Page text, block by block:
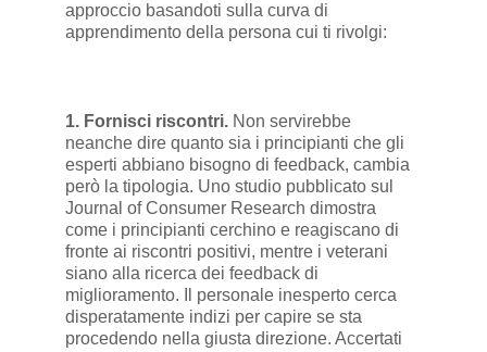
approccio basandoti sulla curva di
apprendimento della persona cui ti rivolgi:
1. Fornisci riscontri.Non servirebbe
neanche dire quanto sia i principianti che gli
esperti abbiano bisogno di feedback, cambia
però la tipologia. Uno studio pubblicato sul
Journal of Consumer Research dimostra
come i principianti cerchino e reagiscano di
fronte ai riscontri positivi, mentre i veterani
siano alla ricerca dei feedback di
miglioramento. Il personale inesperto cerca
disperatamente indizi per capire se sta
procedendo nella giusta direzione. Accertati